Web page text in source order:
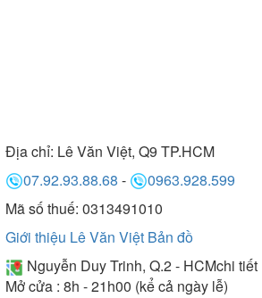
Địa chỉ: Lê Văn Việt, Q9 TP.HCM
07.92.93.88.68 -
0963.928.599
Mã số thuế: 0313491010
Giới thiệu Lê Văn Việt Bản đồ
Nguyễn Duy Trinh, Q.2 - HCMchi tiết
Mở cửa : 8h - 21h00 (kể cả ngày lễ)